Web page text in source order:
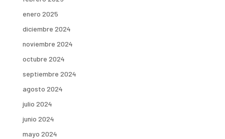
enero 2025
diciembre 2024
noviembre 2024
octubre 2024
septiembre 2024
agosto 2024
julio 2024
junio 2024
mayo 2024